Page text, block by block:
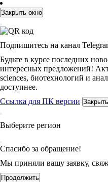
Закрыть окно
Подпишитесь на канал
Будьте в курсе последних
интересных предложений!
sciences, биотехнологий и
доступнее.
Ссылка для ПК версии
Выберите регион
Спасибо за обращение!
Мы приняли вашу заявку,
Продолжить